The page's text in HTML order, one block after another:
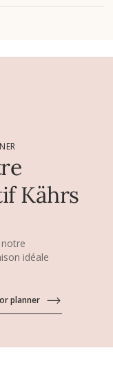
Kährs
notre
idéale
planner